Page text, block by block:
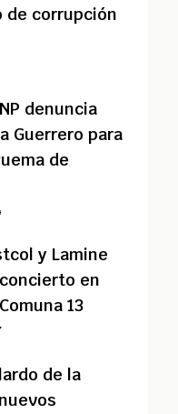
de corrupción
denuncia
Guerrero para
de
y Lamine
en
13
de la